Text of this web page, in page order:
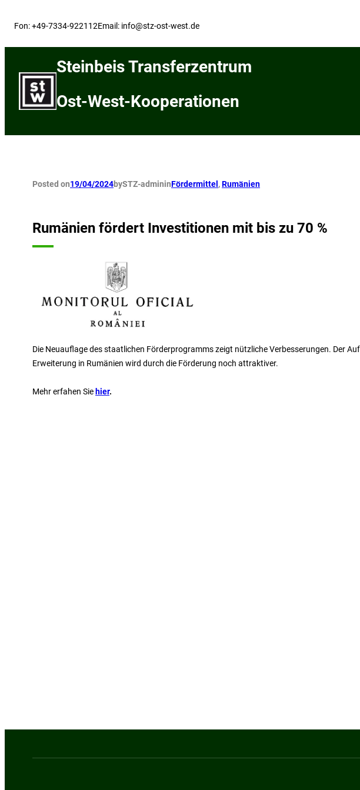
Fon: +49-7334-922112Email: info@stz-ost-west.de
Steinbeis Transferzentrum
Ost-West-Kooperationen
Posted on19/04/2024bySTZ-admininFördermittel , Rumänien
Rumänien fördert Investitionen mit bis zu 70 %
Die Neuauflage des staatlichen Förderprogramms zeigt nützliche Verbesserungen. Der
Erweiterung in Rumänien wird durch die Förderung noch attraktiver.
Mehr erfahen Sie hier.